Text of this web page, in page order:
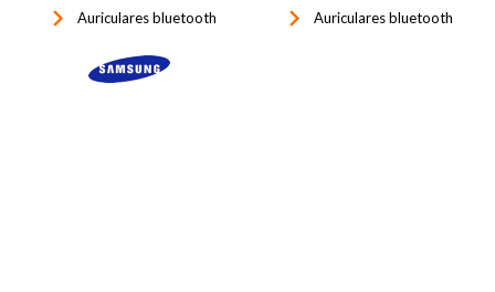
keyboard_arrow_right Auriculares bluetooth keyboard_arrow_right Auriculares bluetooth